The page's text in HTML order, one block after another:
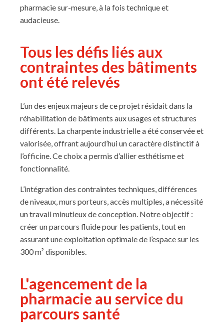
pharmacie sur-mesure, à la fois technique et
audacieuse.
Tous les défis liés aux
contraintes des bâtiments
ont été relevés
L’un des enjeux majeurs de ce projet résidait dans la
réhabilitation de bâtiments aux usages et structures
différents. La charpente industrielle a été conservée et
valorisée, offrant aujourd’hui un caractère distinctif à
l’officine. Ce choix a permis d’allier esthétisme et
fonctionnalité.
L’intégration des contraintes techniques, différences
de niveaux, murs porteurs, accès multiples, a nécessité
un travail minutieux de conception. Notre objectif :
créer un parcours fluide pour les patients, tout en
assurant une exploitation optimale de l’espace sur les
300 m² disponibles.
L'agencement de la
pharmacie au service du
parcours santé